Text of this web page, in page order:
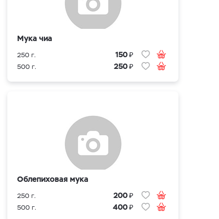
Мука чиа
250 г. 150₽
500 г. 250₽
Облепиховая мука
250 г. 200₽
500 г. 400₽